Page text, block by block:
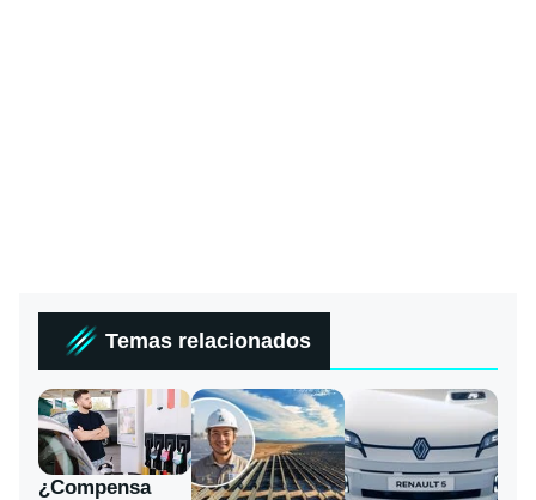
Temas relacionados
¿Compensa